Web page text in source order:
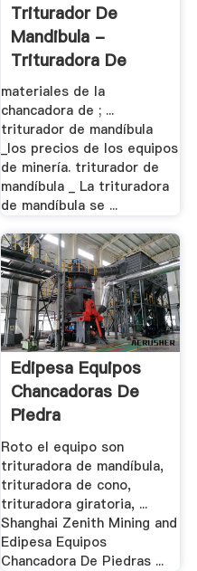
Triturador De
Mandibula -
Trituradora De
Cono
materiales de la
chancadora de ; ...
triturador de mandíbula
_los precios de los equipos
de minería. triturador de
mandíbula _ La trituradora
de mandíbula se ...
Edipesa Equipos
Chancadoras De
Piedra
Roto el equipo son
trituradora de mandíbula,
trituradora de cono,
trituradora giratoria, ...
Shanghai Zenith Mining and
Edipesa Equipos
Chancadora De Piedras ...